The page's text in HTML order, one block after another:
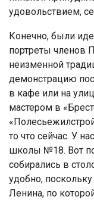
удовольствием,
Конечно, были
портреты членов
неизменной
демонстрацию
в кафе или на
мастером в
то что сейчас. У
школы №18. Вот
собирались в
удобно,
Ленина, по